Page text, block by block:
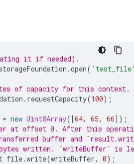
it if needed).
.open(
of capacity for this context.
. requestCapacity(100);
= new Uint8Array([64, 65, 66]);
at offset 0. After this
buffer and
written. `writeBuffer` is
file.write(writeBuffer, 0);